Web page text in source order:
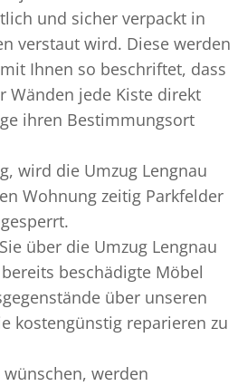
und sicher verpackt in
verstaut wird. Diese werden
Ihnen so beschriftet, dass
Wänden jede Kiste direkt
ihren Bestimmungsort
wird die Umzug Lengnau
Wohnung zeitig Parkfelder
über die Umzug Lengnau
beschädigte Möbel
über unseren
kostengünstig reparieren zu
werden